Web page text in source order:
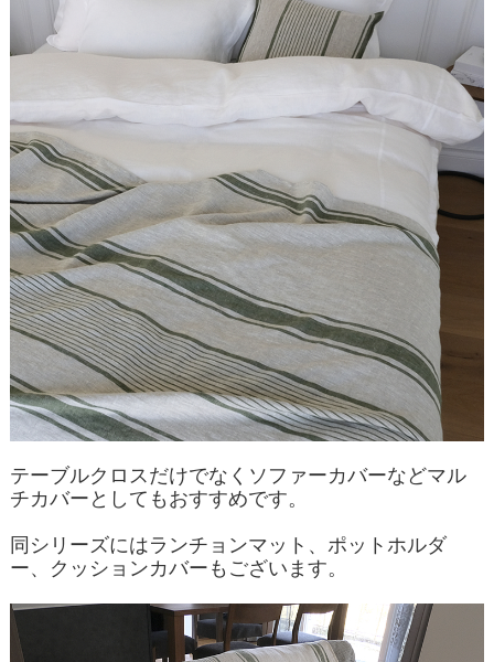
テーブルクロスだけでなくソファーカバーなどマル
チカバーとしてもおすすめです。
同シリーズにはランチョンマット、ポットホルダ
ー、クッションカバーもございます。